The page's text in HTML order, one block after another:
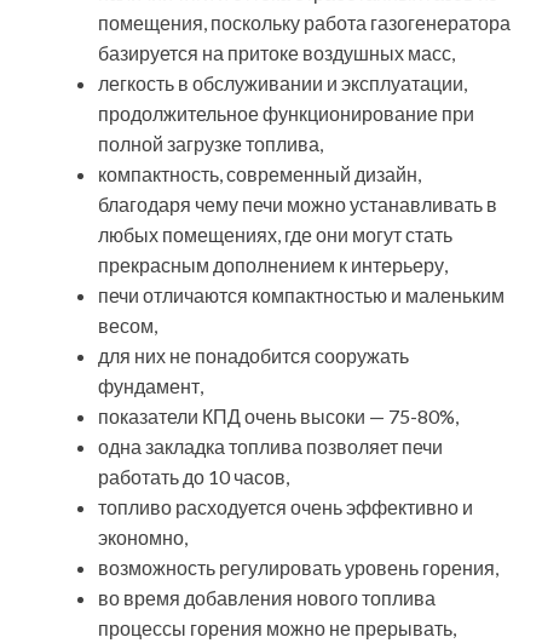
помещения, поскольку работа газогенератора
базируется на притоке воздушных масс,
легкость в обслуживании и эксплуатации,
продолжительное функционирование при
полной загрузке топлива,
компактность, современный дизайн,
благодаря чему печи можно устанавливать в
любых помещениях, где они могут стать
прекрасным дополнением к интерьеру,
печи отличаются компактностью и маленьким
весом,
для них не понадобится сооружать
фундамент,
показатели КПД очень высоки — 75-80%,
одна закладка топлива позволяет печи
работать до 10 часов,
топливо расходуется очень эффективно и
экономно,
возможность регулировать уровень горения,
во время добавления нового топлива
процессы горения можно не прерывать,